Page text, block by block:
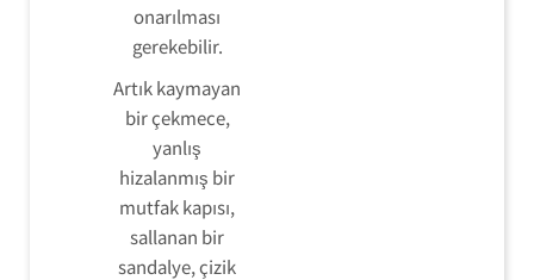
onarılması
gerekebilir.
Artık kaymayan
bir çekmece,
yanlış
hizalanmış bir
mutfak kapısı,
sallanan bir
sandalye, çizik